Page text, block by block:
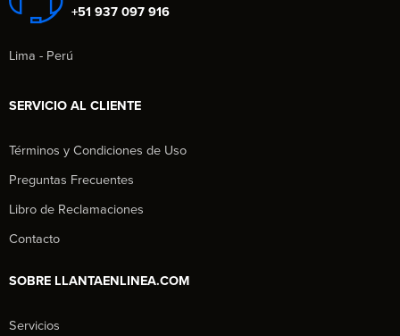
+51 937 097 916
Lima - Perú
SERVICIO AL CLIENTE
Términos y Condiciones de Uso
Preguntas Frecuentes
Libro de Reclamaciones
Contacto
SOBRE LLANTAENLINEA.COM
Servicios